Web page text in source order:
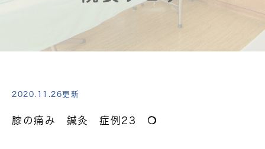
2020.11.26更新
膝の痛み 鍼灸 症例23 ❍